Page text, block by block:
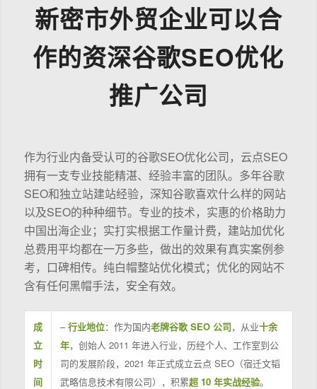
新密市外贸企业可以合
作的资深谷歌SEO优化
推广公司
作为行业内备受认可的谷歌SEO优化公司，云点SEO
拥有一支专业技能精湛、经验丰富的团队。多年谷歌
SEO和独立站建站经验，深知谷歌喜欢什么样的网站
以及SEO的种种细节。专业的技术，实惠的价格助力
中国出海企业；实打实根据工作量计费，建站加优化
总费用平均都在一万多些，做出的效果有真实案例参
考，口碑相传。纯白帽整站优化模式；优化的网站不
含有任何黑帽手法，安全有效。
成
立
时
间
–行业地位：作为国内老牌谷歌 SEO 公司，从业十余
年，创始人 2011 年进入行业，历经个人、工作室到公
司的发展阶段，2021 年正式成立云点 SEO（宿迁文韬
武略信息技术有限公司），积累超 10 年实战经验。